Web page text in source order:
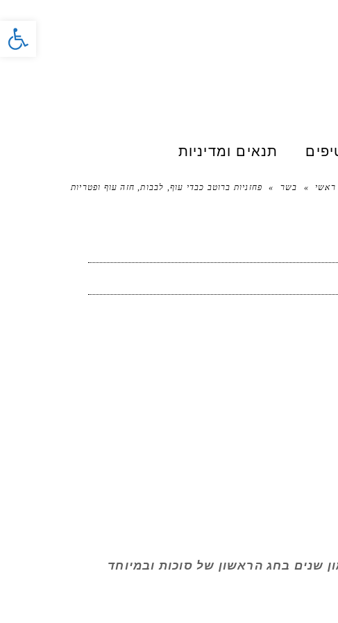
פתח
תנאים ומדיניות
ראשי » בשר » פחזניות ברוטב כבדי עוף, לבבות, חזה עוף ופטריות
שנים בחג הראשון של סוכות ובמיוחד